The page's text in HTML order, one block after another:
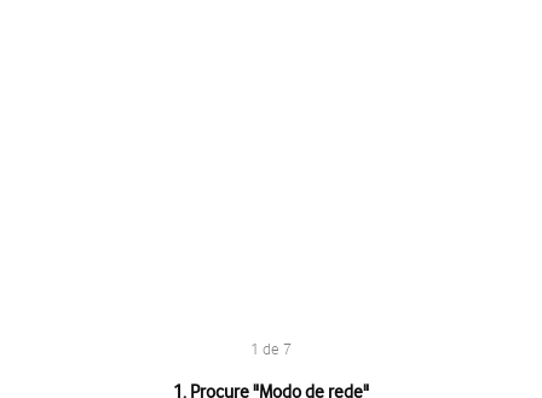
1 de 7
1. Procure "Modo de rede"